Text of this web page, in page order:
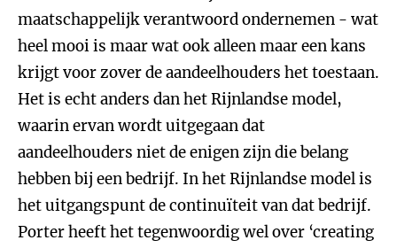
maatschappelijk verantwoord ondernemen - wat
heel mooi is maar wat ook alleen maar een kans
krijgt voor zover de aandeelhouders het toestaan.
Het is echt anders dan het Rijnlandse model,
waarin ervan wordt uitgegaan dat
aandeelhouders niet de enigen zijn die belang
hebben bij een bedrijf. In het Rijnlandse model is
het uitgangspunt de continuïteit van dat bedrijf.
Porter heeft het tegenwoordig wel over ‘creating